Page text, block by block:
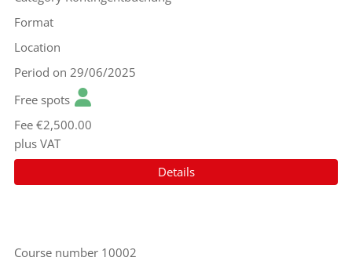
Format
Location
Period on 29/06/2025
Free spots
Fee €2,500.00
plus VAT
Details
Course number 10002